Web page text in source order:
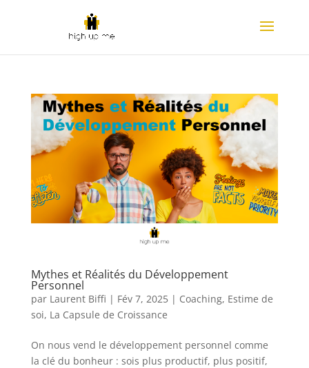
Mythes et Réalités du Développement
Personnel
par Laurent Biffi | Fév 7, 2025| Coaching, Estime de
soi, La Capsule de Croissance
On nous vend le développement personnel comme
la clé du bonheur : sois plus productif, plus positif,